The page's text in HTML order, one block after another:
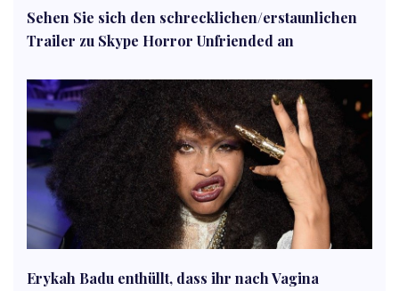
Sehen Sie sich den schrecklichen/erstaunlichen
Trailer zu Skype Horror Unfriended an
Erykah Badu enthüllt, dass ihr nach Vagina